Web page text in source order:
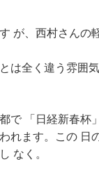
が、西村さんの
は全く違う雰囲
で 「日経新春杯
れます。この 日
なく。